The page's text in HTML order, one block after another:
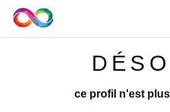
ce profil n'est